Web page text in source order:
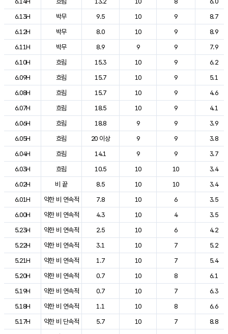
6.13H
박무 9.5 10 9
8.7
6.12H
박무 8.0 10 9
8.9
6.11H
박무 8.9 9 9
7.9
6.10H
흐림 15.3 10 9
6.2
6.09H
흐림 15.7 10 9
5.1
6.08H
흐림 15.7 10 9
4.6
6.07H
흐림 18.5 10 9
4.1
6.06H
흐림 18.8 9 9
3.9
6.05H
흐림 20 이상 9 9
3.8
6.04H
흐림 14.1 9 9
3.7
6.03H
흐림 10.5 10 10
3.4
6.02H
비 끝 8.5 10 10
3.4
6.01H
약한 비 연속적 7.8 10 6
3.5
6.00H
약한 비 연속적 4.3 10 4
3.5
5.23H
약한 비 연속적 2.5 10 6
4.2
5.22H
약한 비 연속적 3.1 10 7
5.2
5.21H
약한 비 연속적 1.7 10 7
5.4
5.20H
약한 비 연속적 0.7 10 8
6.1
5.19H
약한 비 연속적 0.7 10 7
6.3
5.18H
약한 비 연속적 1.1 10 8
6.6
5.17H
약한 비 단속적 5.7 10 7
8.8